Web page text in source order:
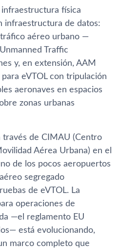
infraestructura física
infraestructura de datos:
aéreo urbano —
Traffic
y, en extensión, AAM
eVTOL con tripulación
aeronaves en espacios
zonas urbanas
través de CIMAU (Centro
Aérea Urbana) en el
de los pocos aeropuertos
segregado
de eVTOL. La
operaciones de
—el reglamento EU
está evolucionando,
marco completo que